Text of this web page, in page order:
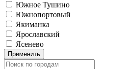
Южное Тушино
Южнопортовый
Якиманка
Ярославский
Ясенево
Применить